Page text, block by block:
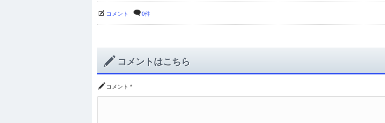
コメント 0件
コメントはこちら
コメント *